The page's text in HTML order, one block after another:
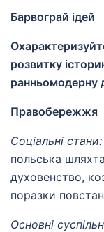
Барвограй ідей
розвитку
ранньомодерну
Правобережжя
Соціальні стани:
польська
духовенство,
поразки
Основні